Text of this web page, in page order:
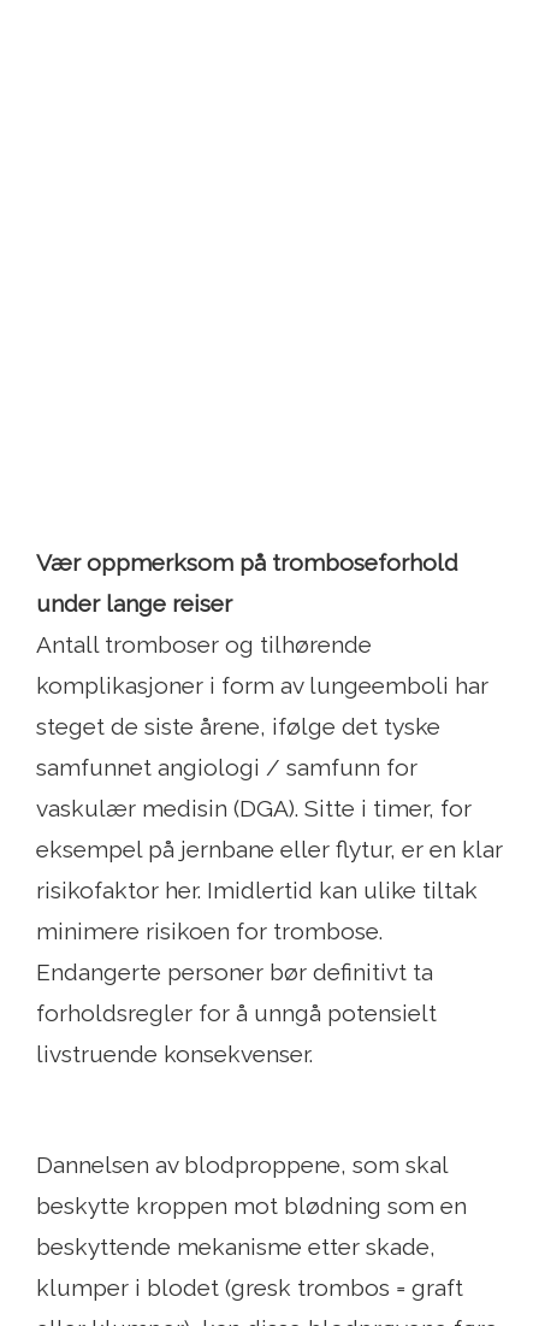
Vær oppmerksom på tromboseforhold
under lange reiser
Antall tromboser og tilhørende
komplikasjoner i form av lungeemboli har
steget de siste årene, ifølge det tyske
samfunnet angiologi / samfunn for
vaskulær medisin (DGA). Sitte i timer, for
eksempel på jernbane eller flytur, er en klar
risikofaktor her. Imidlertid kan ulike tiltak
minimere risikoen for trombose.
Endangerte personer bør definitivt ta
forholdsregler for å unngå potensielt
livstruende konsekvenser.
Dannelsen av blodproppene, som skal
beskytte kroppen mot blødning som en
beskyttende mekanisme etter skade,
klumper i blodet (gresk trombos = graft